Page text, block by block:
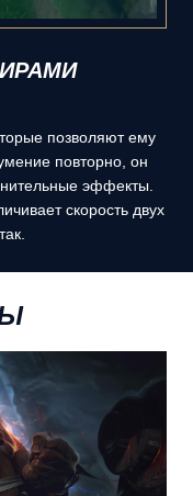
позволяют ему
повторно, он
эффекты.
скорость двух